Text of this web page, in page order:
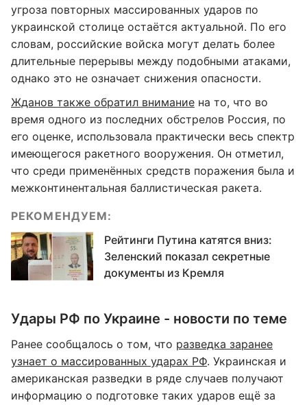
угроза повторных массированных ударов по
украинской столице остаётся актуальной. По его
словам, российские войска могут делать более
длительные перерывы между подобными атаками,
однако это не означает снижения опасности.
Жданов также обратил внимание на то, что во
время одного из последних обстрелов Россия, по
его оценке, использовала практически весь спектр
имеющегося ракетного вооружения. Он отметил,
что среди применённых средств поражения была и
межконтинентальная баллистическая ракета.
РЕКОМЕНДУЕМ:
Рейтинги Путина катятся вниз:
Зеленский показал секретные
документы из Кремля
Удары РФ по Украине - новости по теме
Ранее сообщалось о том, что разведка заранее
узнает о массированных ударах РФ. Украинская и
американская разведки в ряде случаев получают
информацию о подготовке таких ударов ещё за